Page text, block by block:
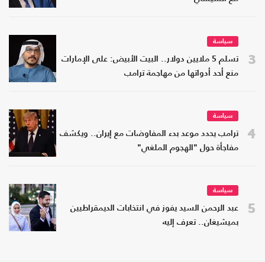
3
سياسة
تسلم 5 ملايين دولار.. البيت الأبيض: على الإمارات
منع أحد أدواتها من مهاجمة ترامب
4
سياسة
ترامب يحدد موعد بدء المفاوضات مع إيران.. ويكشف
مفاجأة حول "الهجوم الملغي"
5
سياسة
عبد الرحمن السيد يفوز في انتخابات الديمقراطيين
بميشيغان.. تعرف إليه